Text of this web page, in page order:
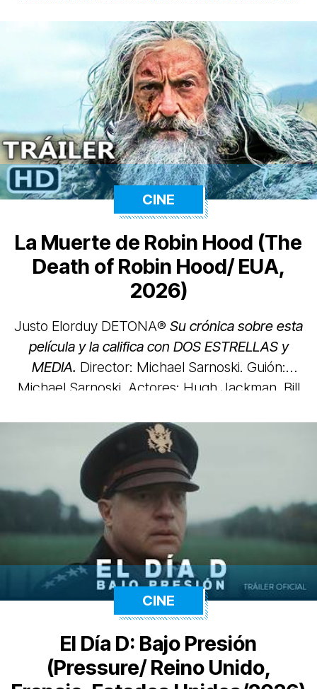
CINE
La Muerte de Robin Hood (The
Death of Robin Hood/ EUA,
2026)
Justo Elorduy DETONA®️ Su crónica sobre esta
película y la califica con DOS ESTRELLAS y
MEDIA. Director: Michael Sarnoski. Guión:
Michael Sarnoski. Actores: Hugh Jackman, Bill
CINE
El Día D: Bajo Presión
(Pressure/ Reino Unido,